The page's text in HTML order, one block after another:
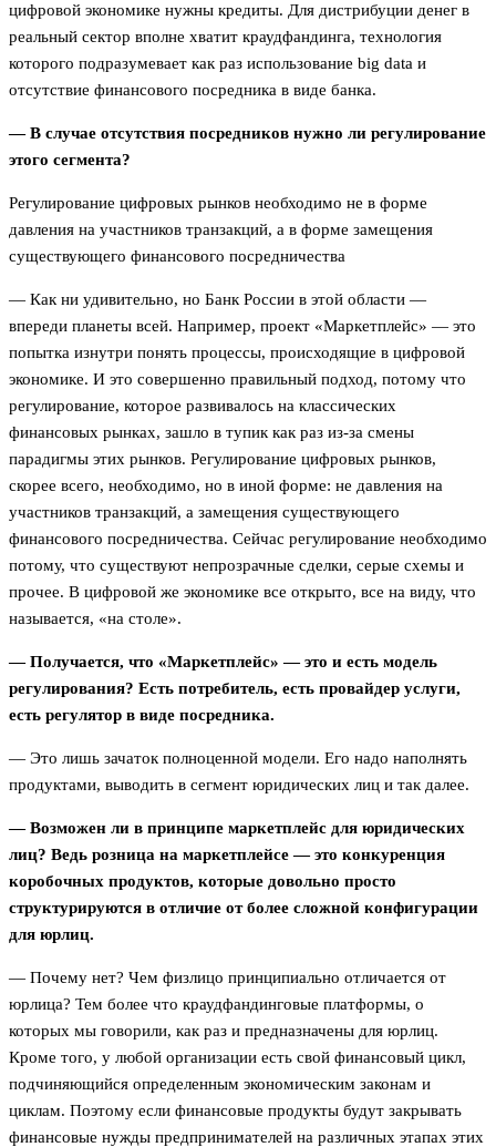
цифровой экономике нужны кредиты. Для дистрибуции денег в
реальный сектор вполне хватит краудфандинга, технология
которого подразумевает как раз использование big data и
отсутствие финансового посредника в виде банка.
— В случае отсутствия посредников нужно ли регулирование
этого сегмента?
Регулирование цифровых рынков необходимо не в форме
давления на участников транзакций, а в форме замещения
существующего финансового посредничества
— Как ни удивительно, но Банк России в этой области —
впереди планеты всей. Например, проект «Маркетплейс» — это
попытка изнутри понять процессы, происходящие в цифровой
экономике. И это совершенно правильный подход, потому что
регулирование, которое развивалось на классических
финансовых рынках, зашло в тупик как раз из-за смены
парадигмы этих рынков. Регулирование цифровых рынков,
скорее всего, необходимо, но в иной форме: не давления на
участников транзакций, а замещения существующего
финансового посредничества. Сейчас регулирование необходимо
потому, что существуют непрозрачные сделки, серые схемы и
прочее. В цифровой же экономике все открыто, все на виду, что
называется, «на столе».
— Получается, что «Маркетплейс» — это и есть модель
регулирования? Есть потребитель, есть провайдер услуги,
есть регулятор в виде посредника.
— Это лишь зачаток полноценной модели. Его надо наполнять
продуктами, выводить в сегмент юридических лиц и так далее.
— Возможен ли в принципе маркетплейс для юридических
лиц? Ведь розница на маркетплейсе — это конкуренция
коробочных продуктов, которые довольно просто
структурируются в отличие от более сложной конфигурации
для юрлиц.
— Почему нет? Чем физлицо принципиально отличается от
юрлица? Тем более что краудфандинговые платформы, о
которых мы говорили, как раз и предназначены для юрлиц.
Кроме того, у любой организации есть свой финансовый цикл,
подчиняющийся определенным экономическим законам и
циклам. Поэтому если финансовые продукты будут закрывать
финансовые нужды предпринимателей на различных этапах этих